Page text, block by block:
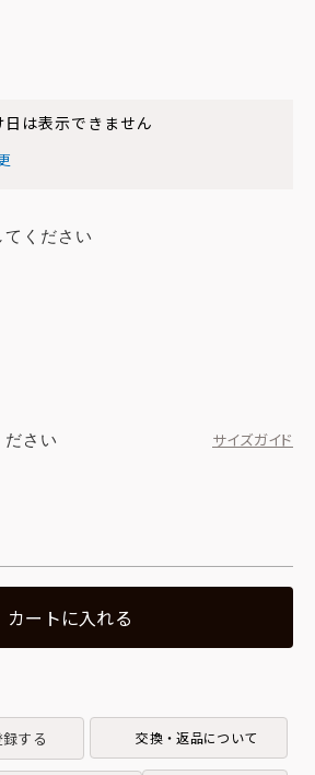
は表示できません
さい
サイズガイド
てください
カートに入れる
する 交換・返品について